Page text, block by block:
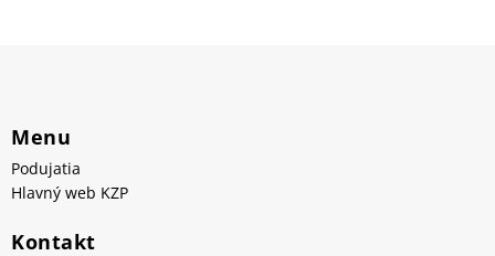
Menu
Podujatia
Hlavný web KZP
Kontakt